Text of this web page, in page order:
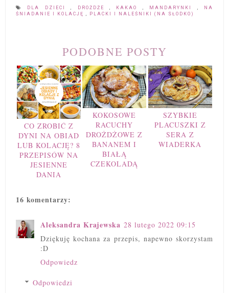
DLA DZIECI DROŻDŻE KAKAO MANDARYNKI
NA
ŚNIADANIE I KOLACJĘ
PLACKI I NALEŚNIKI (NA SŁODKO)
PODOBNE POSTY
CO ZROBIĆ Z
DYNI NA OBIAD
LUB KOLACJĘ? 8
PRZEPISÓW NA
JESIENNE
DANIA
KOKOSOWE
RACUCHY
DROŻDŻOWE Z
BANANEM I
BIAŁĄ
CZEKOLADĄ
SZYBKIE
PLACUSZKI Z
SERA Z
WIADERKA
16 komentarzy:
Aleksandra Krajewska 28 lutego 2022 09:15
Dziękuję kochana za przepis, napewno skorzystam
:D
Odpowiedz
Odpowiedzi